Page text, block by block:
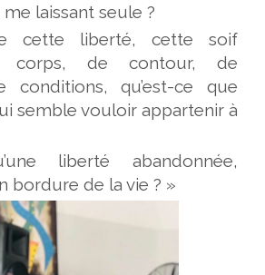
laissant seule ?
cette liberté, cette soif
corps, de contour, de
conditions, qu’est-ce que
semble vouloir appartenir à
liberté abandonnée,
bordure de la vie ? »